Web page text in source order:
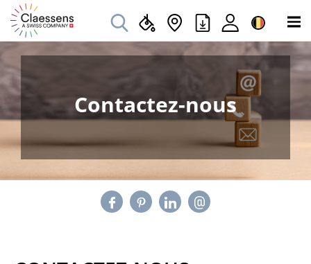
Contactez-nous